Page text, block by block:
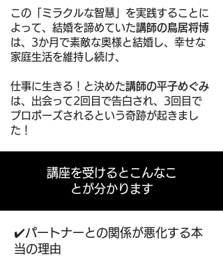
この「ミラクルな智慧」を実践することに
よって、 結婚を諦めていた講師の鳥居将博
は、3か月で素敵な奥様と結婚し、幸せな
家庭生活を維持し続け、
仕事に生きる！と決めた講師の平子めぐみ
は、 出会って2回目で告白され、 3 回目で
プロポーズされるという奇跡が起きまし
た！
講座を受けるとこんなこ
とが分かります
✔️パートナーとの関係が悪化する本
当の理由